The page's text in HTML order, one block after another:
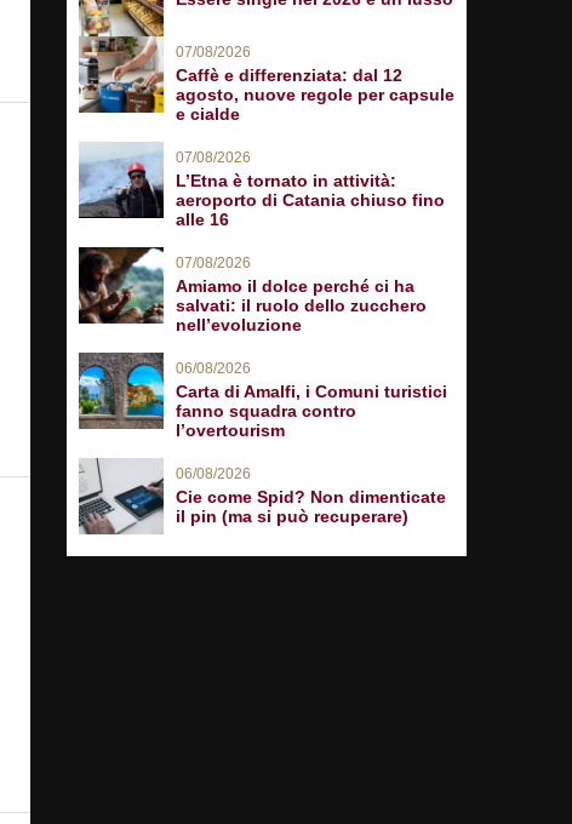
07/08/2026
Caffè e differenziata: dal 12
agosto, nuove regole per capsule
e cialde
07/08/2026
L’Etna è tornato in attività:
aeroporto di Catania chiuso fino
alle 16
07/08/2026
Amiamo il dolce perché ci ha
salvati: il ruolo dello zucchero
nell’evoluzione
06/08/2026
Carta di Amalfi, i Comuni turistici
fanno squadra contro
l’overtourism
06/08/2026
Cie come Spid? Non dimenticate
il pin (ma si può recuperare)